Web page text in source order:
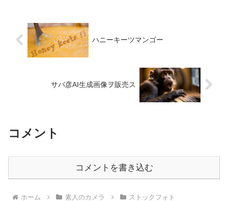
ハニーキーツマンゴー
サバ彦AI生成画像ヲ販売ス
コメント
コメントを書き込む
ホーム 素人のカメラ ストックフォト